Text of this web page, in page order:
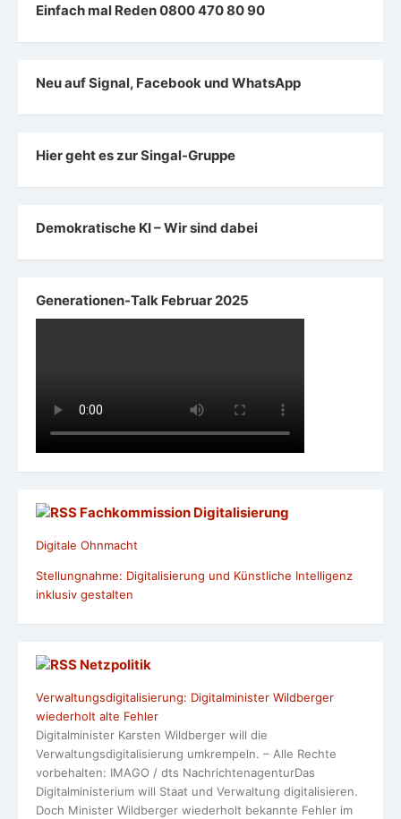
Einfach mal Reden 0800 470 80 90
Neu auf Signal, Facebook und WhatsApp
Hier geht es zur Singal-Gruppe
Demokratische KI – Wir sind dabei
Generationen-Talk Februar 2025
Fachkommission Digitalisierung
Digitale Ohnmacht
Stellungnahme: Digitalisierung und Künstliche Intelligenz
inklusiv gestalten
Netzpolitik
Verwaltungsdigitalisierung: Digitalminister Wildberger
wiederholt alte Fehler
Digitalminister Karsten Wildberger will die
Verwaltungsdigitalisierung umkrempeln. – Alle Rechte
vorbehalten: IMAGO / dts NachrichtenagenturDas
Digitalministerium will Staat und Verwaltung digitalisieren.
Doch Minister Wildberger wiederholt bekannte Fehler im